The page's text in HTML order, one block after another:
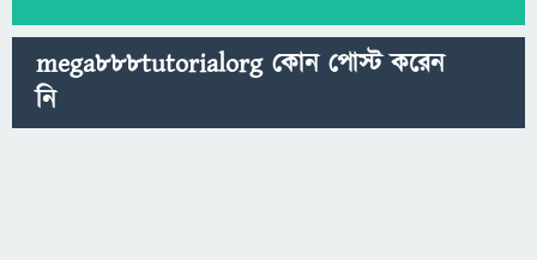
mega888tutorialorg কোন পোস্ট করেন
নি